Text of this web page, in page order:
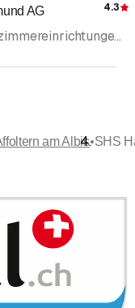
AG 4.3
Badezimmereinrichtungen Badezimmerzubehör • Sanitär • Sanitäre Anlagen und Installationen • Heizungen • Haustechnik • Entkalkung
am Albis•SHS